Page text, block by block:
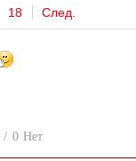
18 След.
/ 0 Нет